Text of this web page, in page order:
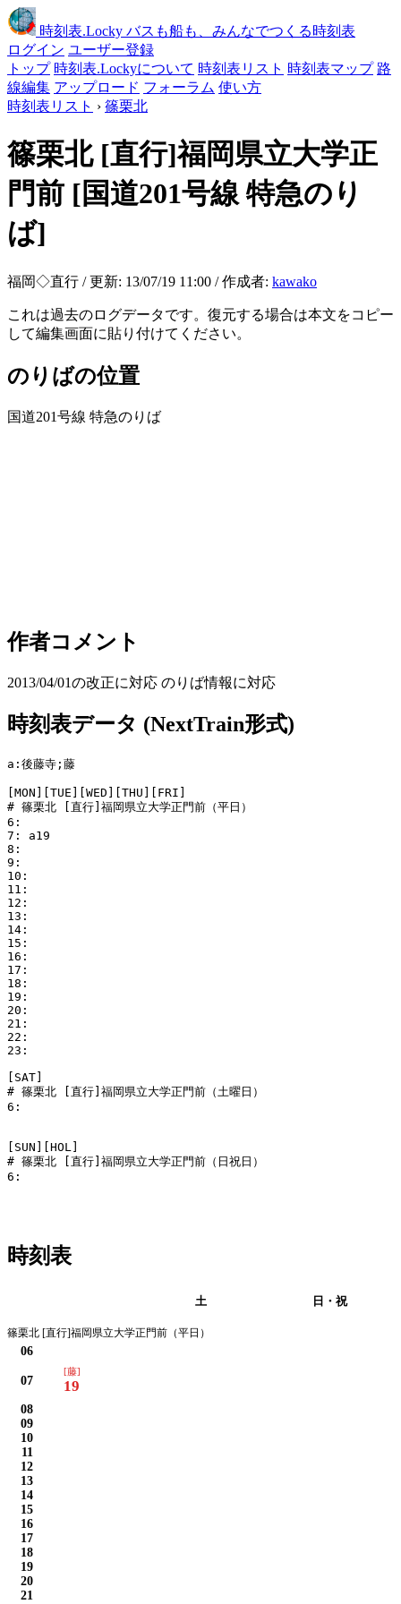
時刻表.Locky バスも船も、みんなでつくる時刻表
ログイン ユーザー登録
トップ 時刻表.Lockyについて 時刻表リスト 時刻表マップ 路
線編集 アップロード フォーラム 使い方
時刻表リスト › 篠栗北
篠栗北 [直行]福岡県立大学正
門前 [国道201号線 特急のり
ば]
福岡◇直行 / 更新: 13/07/19 11:00 / 作成者: kawako
これは過去のログデータです。復元する場合は本文をコピー
して編集画面に貼り付けてください。
のりばの位置
国道201号線 特急のりば
作者コメント
2013/04/01の改正に対応 のりば情報に対応
時刻表データ (NextTrain形式)
a:後藤寺;藤
[MON][TUE][WED][THU][FRI]
# 篠栗北 [直行]福岡県立大学正門前（平日）
6:
7: a19
8:
9:
10:
11:
12:
13:
14:
15:
16:
17:
18:
19:
20:
21:
22:
23:
[SAT]
# 篠栗北 [直行]福岡県立大学正門前（土曜日）
6:
[SUN][HOL]
# 篠栗北 [直行]福岡県立大学正門前（日祝日）
6:
時刻表
土 日・祝
篠栗北 [直行]福岡県立大学正門前（平日）
06
07
[藤]
19
08
09
10
11
12
13
14
15
16
17
18
19
20
21